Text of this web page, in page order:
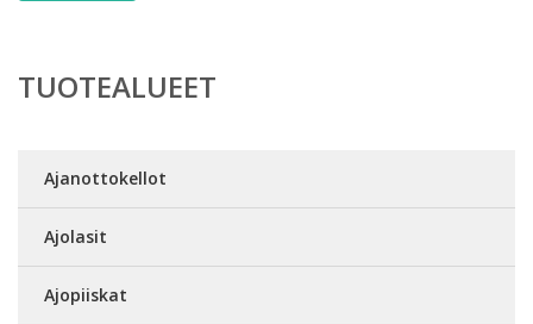
TUOTEALUEET
Ajanottokellot
Ajolasit
Ajopiiskat